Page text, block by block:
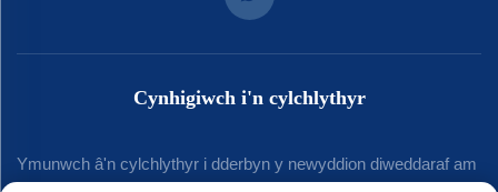
Cynhigiwch i'n cylchlythyr
Ymunwch â'n cylchlythyr i dderbyn y newyddion diweddaraf am